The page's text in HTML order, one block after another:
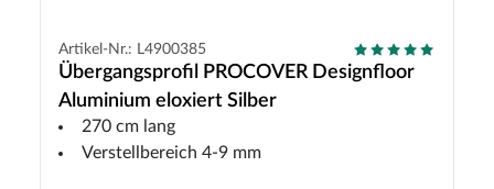
Artikel-Nr.: L4900385
Übergangsprofil PROCOVER Designfloor
Aluminium eloxiert Silber
270 cm lang
Verstellbereich 4-9 mm